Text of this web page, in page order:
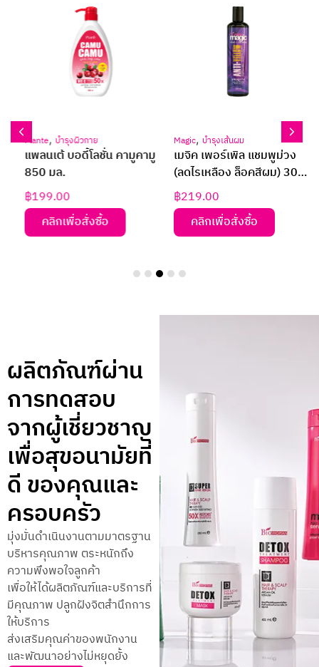
Plante, บำรุงผิวกาย
แพลนเต้ บอดี้โลชั่น คามูคามู
850 มล.
199.00
คลิกเพื่อสั่งซื้อ
Magic, บำรุงเส้นผม
เมจิค เพอร์เพิล แชมพูม่วง
(ลดไรเหลือง ล็อคสีผม) 300
มล.
219.00
คลิกเพื่อสั่งซื้อ
ผลิตภัณฑ์ผ่าน
การทดสอบ
จากผู้เชี่ยวชาญ
เพื่อสุขอนามัยที่
ดี ของคุณและ
ครอบครัว
มุ่งมั่นดำเนินงานตามมาตรฐาน
บริหารคุณภาพ ตระหนักถึง
ความพึงพอใจลูกค้า
เพื่อให้ได้ผลิตภัณฑ์และบริการที่
มีคุณภาพ ปลูกฝังจิตสำนึกการ
ให้บริการ
ส่งเสริมคุณค่าของพนักงาน
และพัฒนาอย่างไม่หยุดยั้ง